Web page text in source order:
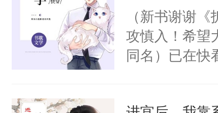
（新书谢谢
攻慎入！希望
同名）已在快